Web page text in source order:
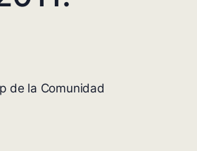
de la Comunidad